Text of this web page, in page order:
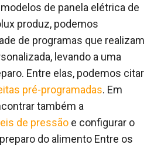
de panela elétrica de
produz, podemos
de programas que realizam
levando a uma
Entre elas, podemos citar
pré-programadas. Em
também a
de pressão e configurar o
do alimento Entre os